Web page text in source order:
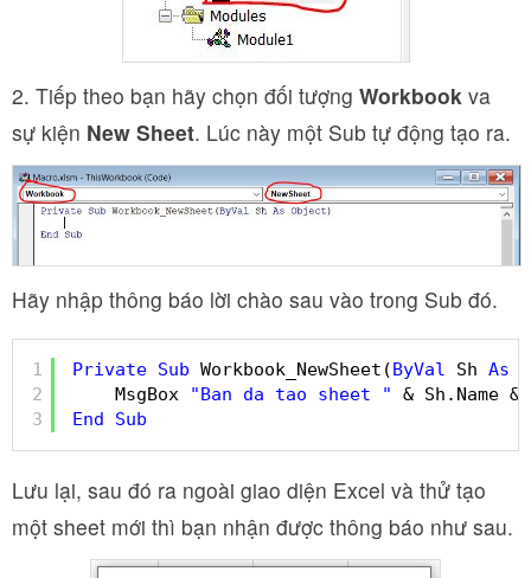
2. Tiếp theo bạn hãy chọn đối tượng Workbook va
sự kiện New Sheet. Lúc này một Sub tự động tạo ra.
Hãy nhập thông báo lời chào sau vào trong Sub đó.
1
2
3
Private Sub Workbook_NewSheet(ByVal Sh As
MsgBox
"Ban da tao sheet "
& Sh.Name &
End
Sub
Lưu lại, sau đó ra ngoài giao diện Excel và thử tạo
một sheet mới thì bạn nhận được thông báo như sau.